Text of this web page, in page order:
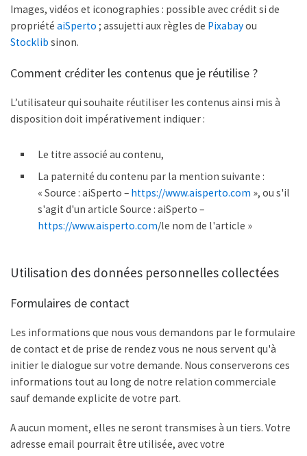
Images, vidéos et iconographies : possible avec crédit si de
propriété aiSperto ; assujetti aux règles de Pixabayou
Stocklib sinon.
Comment créditer les contenus que je réutilise ?
L’utilisateur qui souhaite réutiliser les contenus ainsi mis à
disposition doit impérativement indiquer :
Le titre associé au contenu,
La paternité du contenu par la mention suivante :
« Source : aiSperto – https://www.aisperto.com », ou s'il
s'agit d'un article Source : aiSperto –
https://www.aisperto.com/le nom de l'article »
Utilisation des données personnelles collectées
Formulaires de contact
Les informations que nous vous demandons par le formulaire
de contact et de prise de rendez vous ne nous servent qu'à
initier le dialogue sur votre demande. Nous conserverons ces
informations tout au long de notre relation commerciale
sauf demande explicite de votre part.
A aucun moment, elles ne seront transmises à un tiers. Votre
adresse email pourrait être utilisée, avec votre